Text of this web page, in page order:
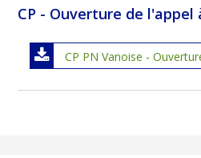
CP - Ouverture de l'appel
CP PN Vanoise -